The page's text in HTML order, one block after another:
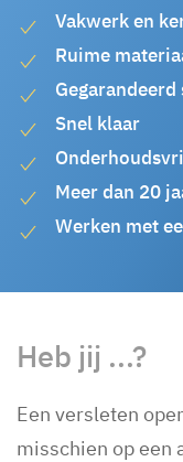
Vakwerk en
Ruime
Snel klaar
Meer dan 20
Werken met
Heb jij ...?
Een versleten
misschien op een